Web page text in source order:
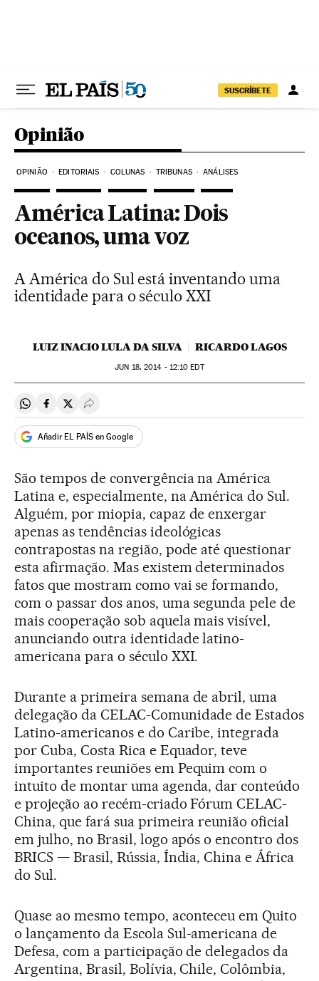
SUSCRÍBETE
Opinião
OPINIÃO EDITORIAIS COLUNAS TRIBUNAS ANÁLISES
América Latina: Dois
oceanos, uma voz
A América do Sul está inventando uma
identidade para o século XXI
LUIZ INACIO LULA DA SILVA RICARDO LAGOS
JUN 18, 2014 - 12:10 EDT
Compartir en Whatsapp
Compartir en Facebook
Compartir en Twitter
Desplegar Redes Sociales
Añadir EL PAÍS en Google
São tempos de convergência na América
Latina e, especialmente, na América do Sul.
Alguém, por miopia, capaz de enxergar
apenas as tendências ideológicas
contrapostas na região, pode até questionar
esta afirmação. Mas existem determinados
fatos que mostram como vai se formando,
com o passar dos anos, uma segunda pele de
mais cooperação sob aquela mais visível,
anunciando outra identidade latino-
americana para o século XXI.
Durante a primeira semana de abril, uma
delegação da CELAC-Comunidade de Estados
Latino-americanos e do Caribe, integrada
por Cuba, Costa Rica e Equador, teve
importantes reuniões em Pequim com o
intuito de montar uma agenda, dar conteúdo
e projeção ao recém-criado Fórum CELAC-
China, que fará sua primeira reunião oficial
em julho, no Brasil, logo após o encontro dos
BRICS — Brasil, Rússia, Índia, China e África
do Sul.
Quase ao mesmo tempo, aconteceu em Quito
o lançamento da Escola Sul-americana de
Defesa, com a participação de delegados da
Argentina, Brasil, Bolívia, Chile, Colômbia,